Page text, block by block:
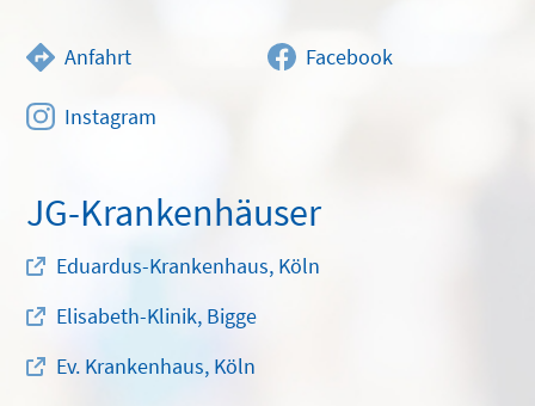
Anfahrt Facebook
Instagram
JG-Krankenhäuser
Eduardus-Krankenhaus, Köln
Elisabeth-Klinik, Bigge
Ev. Krankenhaus, Köln